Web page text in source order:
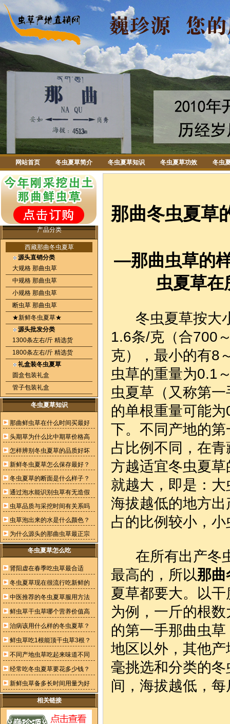
网站首页 冬虫夏草简介 冬虫夏草知识 冬虫夏草功效 冬虫
产品分类
西藏那曲冬虫夏草
源头直销分类
大规格 那曲虫草
中规格 那曲虫草
小规格 那曲虫草
断虫草 那曲虫草
★新鲜冬虫夏草★
源头批发分类
1300条左右/斤 精选货
1800条左右/斤 精选货
礼盒装冬虫夏草
圆盒包装礼盒
管子包装礼盒
冬虫夏草知识
那曲鲜虫草在什么时间买最好
头期草为什么比中期草价格高
怎样辨别冬虫夏草的品质好坏
新鲜冬虫夏草怎么保存最好？
冬虫夏草的断面是什么样子？
通过泡水能识别虫草有无造假
虫草品质与采挖时间有关系吗
虫草泡出来的水是什么颜色？
为什么源头的那曲虫草最正宗
冬虫夏草怎么吃
肾阳虚在春季吃虫草最合适
冬虫夏草现在很流行吃新鲜的
中医推荐的冬虫夏草服用方法
鲜虫草干虫草哪个营养价值高
治病该用什么样的冬虫夏草？
鲜虫草吃1根能顶干虫草3根？
不同产地虫草吃起来味道不同
经常吃冬虫夏草要花多少钱？
新鲜虫草备多长时间用量为好
相关链接
那曲冬虫夏草
—那曲虫草的
虫夏草在
冬虫夏草按大小
1.6条/克（合700
克），最小的有8
虫草的重量为0.1
虫夏草（又称第
的单根重量可能
下。不同产地的
占比例不同，在
方越适宜冬虫夏
就越大，即是：
海拔越低的地方
占的比例较小，
在所有出产冬虫
最高的，所以那曲
夏草都要大。以
为例，一斤的根
的第一手那曲虫
地区以外，其他
毫挑选和分类的
间，海拔越低，